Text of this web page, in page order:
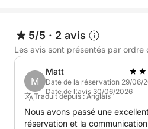
Pourquoi vous allez l'adorer :
- Navigation à grande vitesse
riche en adrénaline
- Explorez des grottes
accessibles uniquement en
- Activités ludiques comme
avec tuba et la baignade
5/5 · 2 avis
Les avis sont présentés par ordre
M
Matt
Date de la réservation 29/06/
Date de l'avis 30/06/2026
Traduit depuis : Anglais
Nous avons passé une
réservation et la